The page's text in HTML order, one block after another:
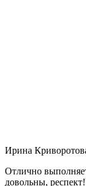
Ирина
Отлично
довольны,